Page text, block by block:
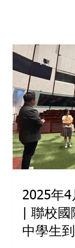
2025年4
| 聯校
中學生